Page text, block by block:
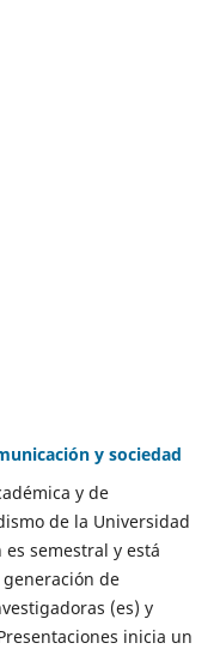
y sociedad
y de
de la Universidad
semestral y está
de
(es) y
inicia un